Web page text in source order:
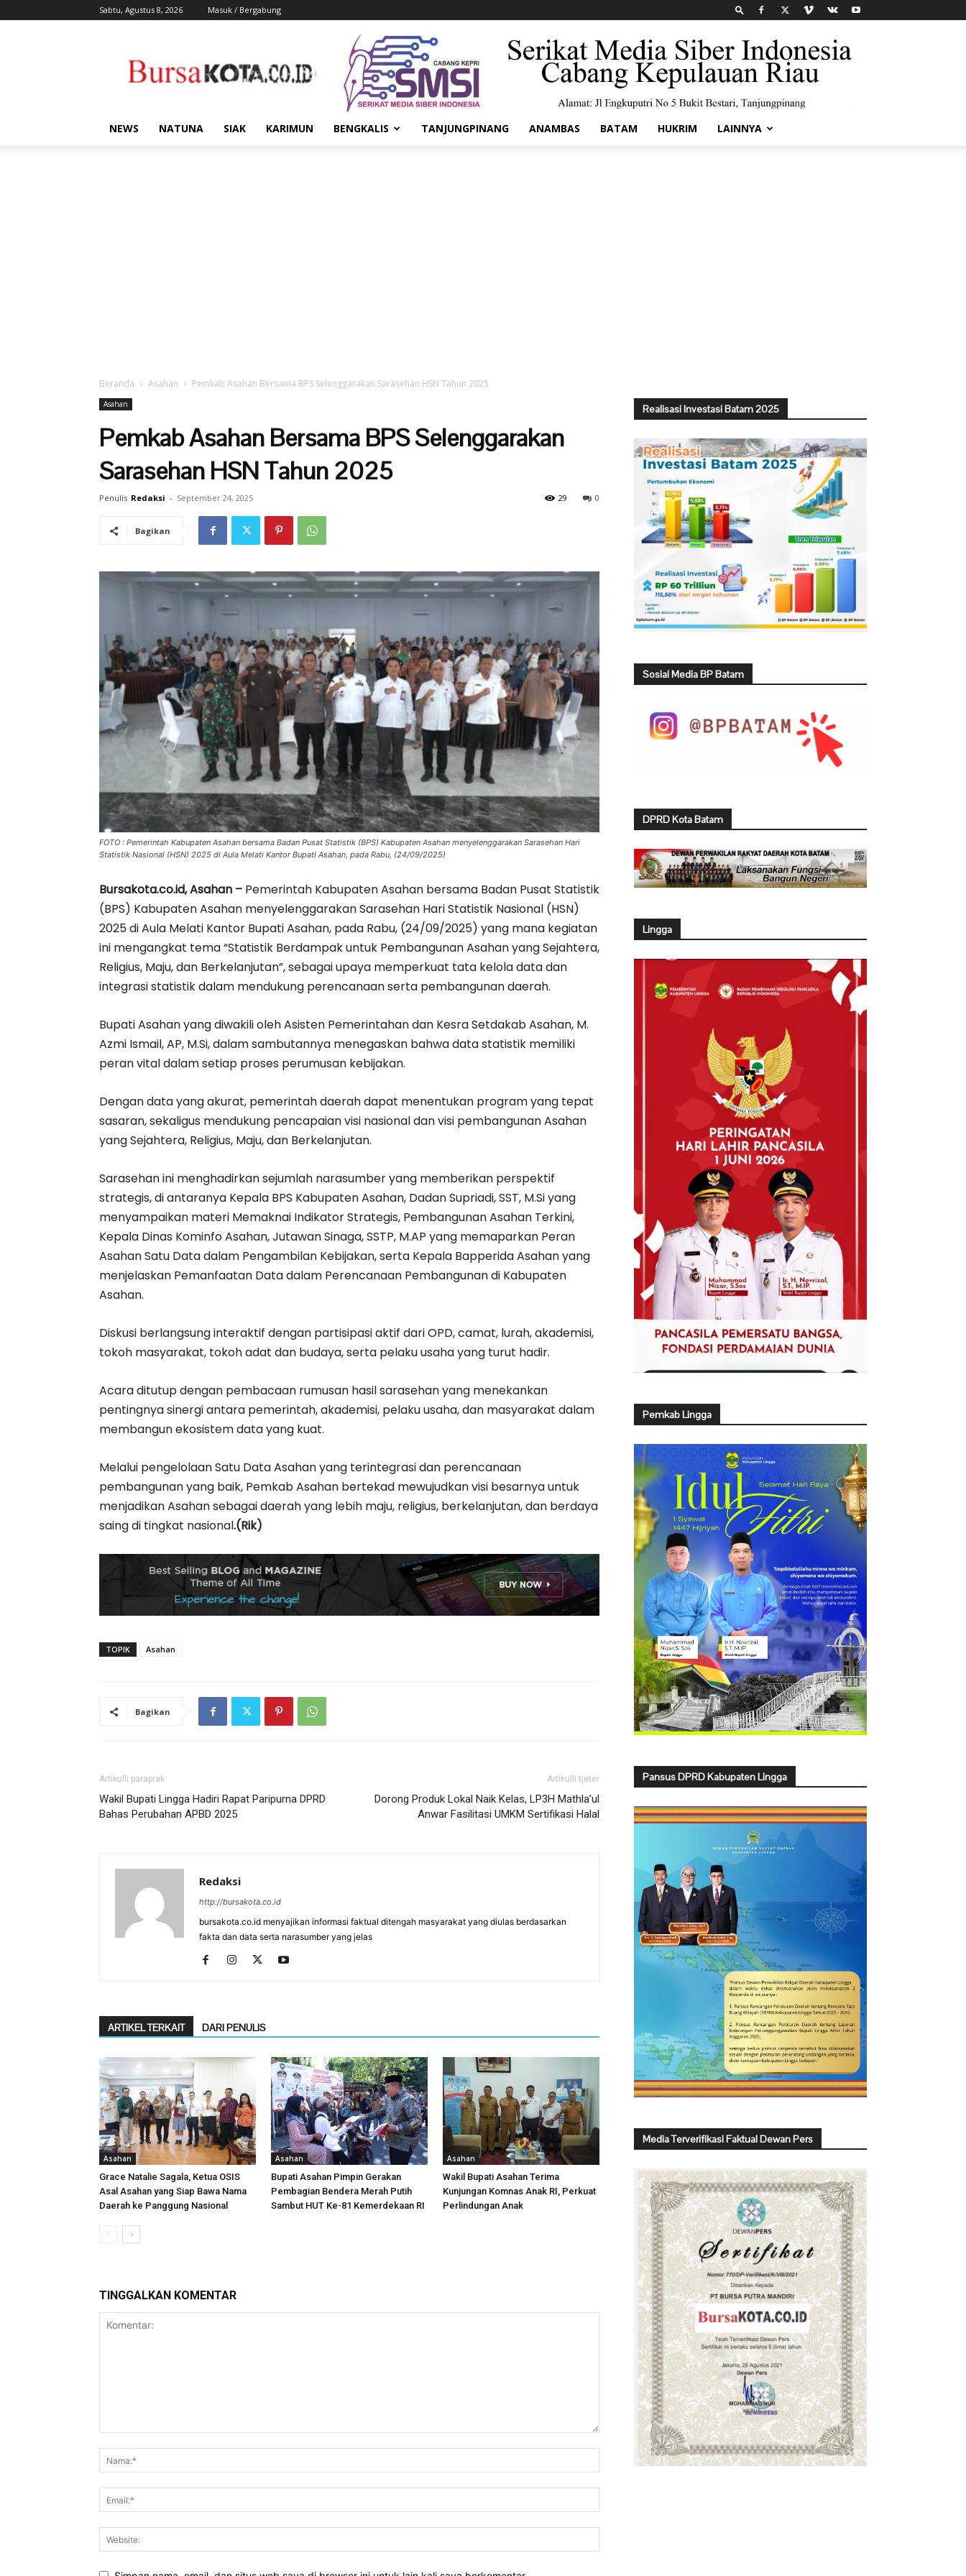
Sabtu, Agustus 8, 2026 Masuk / Bergabung
Kota
NEWS NATUNA SIAK KARIMUN BENGKALIS TANJUNGPINANG ANAMBAS BATAM HUKRIM LAINNYA
Beranda Asahan Pemkab Asahan Bersama BPS Selenggarakan Sarasehan HSN Tahun 2025
Asahan
Pemkab Asahan Bersama BPS Selenggarakan
Sarasehan HSN Tahun 2025
Penulis Redaksi - September 24, 2025 0
29
Bagikan
FOTO : Pemerintah Kabupaten Asahan bersama Badan Pusat Statistik (BPS) Kabupaten Asahan menyelenggarakan Sarasehan Hari
Statistik Nasional (HSN) 2025 di Aula Melati Kantor Bupati Asahan, pada Rabu, (24/09/2025)
Bursakota.co.id, Asahan – Pemerintah Kabupaten Asahan bersama Badan Pusat Statistik
(BPS) Kabupaten Asahan menyelenggarakan Sarasehan Hari Statistik Nasional (HSN)
2025 di Aula Melati Kantor Bupati Asahan, pada Rabu, (24/09/2025) yang mana kegiatan
ini mengangkat tema “Statistik Berdampak untuk Pembangunan Asahan yang Sejahtera,
Religius, Maju, dan Berkelanjutan”, sebagai upaya memperkuat tata kelola data dan
integrasi statistik dalam mendukung perencanaan serta pembangunan daerah.
Bupati Asahan yang diwakili oleh Asisten Pemerintahan dan Kesra Setdakab Asahan, M.
Azmi Ismail, AP, M.Si, dalam sambutannya menegaskan bahwa data statistik memiliki
peran vital dalam setiap proses perumusan kebijakan.
Dengan data yang akurat, pemerintah daerah dapat menentukan program yang tepat
sasaran, sekaligus mendukung pencapaian visi nasional dan visi pembangunan Asahan
yang Sejahtera, Religius, Maju, dan Berkelanjutan.
Sarasehan ini menghadirkan sejumlah narasumber yang memberikan perspektif
strategis, di antaranya Kepala BPS Kabupaten Asahan, Dadan Supriadi, SST, M.Si yang
menyampaikan materi Memaknai Indikator Strategis, Pembangunan Asahan Terkini,
Kepala Dinas Kominfo Asahan, Jutawan Sinaga, SSTP, M.AP yang memaparkan Peran
Asahan Satu Data dalam Pengambilan Kebijakan, serta Kepala Bapperida Asahan yang
menjelaskan Pemanfaatan Data dalam Perencanaan Pembangunan di Kabupaten
Asahan.
Diskusi berlangsung interaktif dengan partisipasi aktif dari OPD, camat, lurah, akademisi,
tokoh masyarakat, tokoh adat dan budaya, serta pelaku usaha yang turut hadir.
Acara ditutup dengan pembacaan rumusan hasil sarasehan yang menekankan
pentingnya sinergi antara pemerintah, akademisi, pelaku usaha, dan masyarakat dalam
membangun ekosistem data yang kuat.
Melalui pengelolaan Satu Data Asahan yang terintegrasi dan perencanaan
pembangunan yang baik, Pemkab Asahan bertekad mewujudkan visi besarnya untuk
menjadikan Asahan sebagai daerah yang lebih maju, religius, berkelanjutan, dan berdaya
saing di tingkat nasional.(Rik)
TOPIK Asahan
Bagikan
Artikulli paraprak
Wakil Bupati Lingga Hadiri Rapat Paripurna DPRD
Bahas Perubahan APBD 2025
Artikulli tjetër
Dorong Produk Lokal Naik Kelas, LP3H Mathla’ul
Anwar Fasilitasi UMKM Sertifikasi Halal
Redaksi
http://bursakota.co.id
bursakota.co.id menyajikan informasi faktual ditengah masyarakat yang diulas berdasarkan
fakta dan data serta narasumber yang jelas
ARTIKEL TERKAIT DARI PENULIS
Asahan
Grace Natalie Sagala, Ketua OSIS
Asal Asahan yang Siap Bawa Nama
Daerah ke Panggung Nasional
Asahan
Bupati Asahan Pimpin Gerakan
Pembagian Bendera Merah Putih
Sambut HUT Ke-81 Kemerdekaan RI
Asahan
Wakil Bupati Asahan Terima
Kunjungan Komnas Anak RI, Perkuat
Perlindungan Anak
TINGGALKAN KOMENTAR
Realisasi Investasi Batam 2025
Sosial Media BP Batam
DPRD Kota Batam
Lingga
Pemkab Lingga
Pansus DPRD Kabupaten Lingga
Media Terverifikasi Faktual Dewan Pers